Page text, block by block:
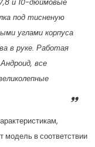
под тисненую
углами корпуса
в руке. Работая
все
модель в соответствии